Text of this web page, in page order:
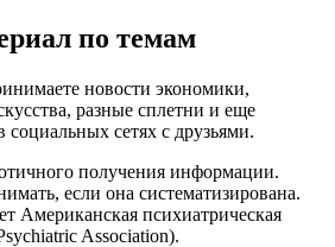
по темам
новости экономики,
разные сплетни и еще
социальных сетях с друзьями.
получения информации.
если она систематизирована.
Американская психиатрическая
Association).